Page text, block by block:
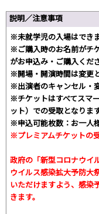
説明／注意事項
※未就学児の入場はでき
※ご購入時のお名前がチ
がお申込み・ご購入くだ
※開場・開演時間は変更
※出演者のキャンセル・
※チケットはすべてスマ
ット）での受取となります
※申込可能枚数：お一人
※プレミアムチケットの
政府の「新型コロナウイ
ウイルス感染拡大予防大
いただけますよう、感染
きます。